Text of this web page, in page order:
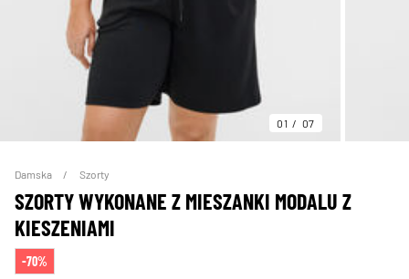
01 07
Damska Szorty
SZORTY WYKONANE Z MIESZANKI MODALU Z
KIESZENIAMI
-70%